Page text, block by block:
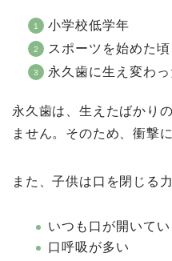
小学校低学年
スポーツを始めた頃
永久歯に生え変わ
永久歯は、生えたばかり
ません。そのため、衝撃
また、子供は口を閉じる
いつも口が開いてい
口呼吸が多い